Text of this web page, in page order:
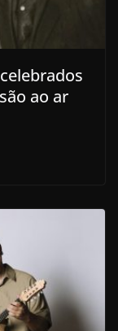
ao ar